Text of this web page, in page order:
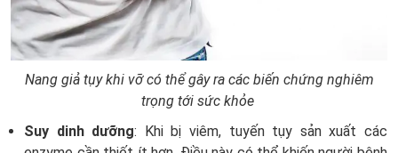
Nang giả tụy khi vỡ có thể gây ra các biến chứng nghiêm
trọng tới sức khỏe
Suy dinh dưỡng: Khi bị viêm, tuyến tụy sản xuất các